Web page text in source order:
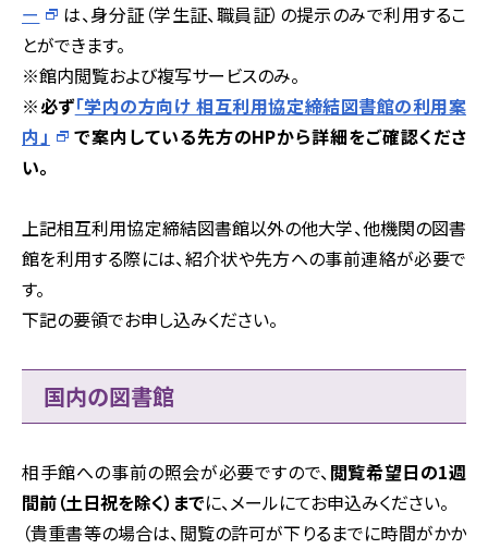
ー
は、身分証（学生証、職員証）の提示のみで利用するこ
とができます。
※館内閲覧および複写サービスのみ。
※必ず「学内の方向け 相互利用協定締結図書館の利用案
内」
で案内している先方のHPから詳細をご確認くださ
い。
上記相互利用協定締結図書館以外の他大学、他機関の図書
館を利用する際には、紹介状や先方への事前連絡が必要で
す。
下記の要領でお申し込みください。
国内の図書館
相手館への事前の照会が必要ですので、閲覧希望日の1週
間前（土日祝を除く）までに、メールにてお申込みください。
（貴重書等の場合は、閲覧の許可が下りるまでに時間がかか